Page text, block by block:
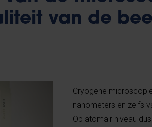
van de
Cryogene
nanometers en zelfs
Op atomair niveau